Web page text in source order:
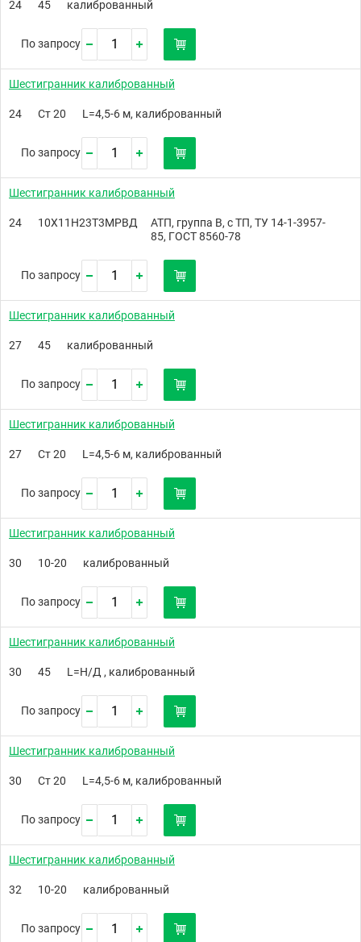
24 45 калиброванный
По запросу
Шестигранник калиброванный
24 Ст 20 L=4,5-6 м, калиброванный
По запросу
Шестигранник калиброванный
24 10Х11Н23Т3МРВД
АТП, группа В, с ТП, ТУ 14-1-3957-
85, ГОСТ 8560-78
По запросу
Шестигранник калиброванный
27 45 калиброванный
По запросу
Шестигранник калиброванный
27 Ст 20 L=4,5-6 м, калиброванный
По запросу
Шестигранник калиброванный
30 10-20 калиброванный
По запросу
Шестигранник калиброванный
30 45 L=Н/Д , калиброванный
По запросу
Шестигранник калиброванный
30 Ст 20 L=4,5-6 м, калиброванный
По запросу
Шестигранник калиброванный
32 10-20 калиброванный
По запросу